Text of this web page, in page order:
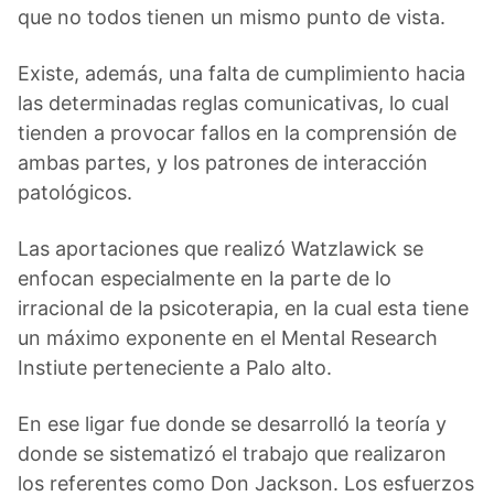
que no todos tienen un mismo punto de vista.
Existe, además, una falta de cumplimiento hacia
las determinadas reglas comunicativas, lo cual
tienden a provocar fallos en la comprensión de
ambas partes, y los patrones de interacción
patológicos.
Las aportaciones que realizó Watzlawick se
enfocan especialmente en la parte de lo
irracional de la psicoterapia, en la cual esta tiene
un máximo exponente en el Mental Research
Instiute perteneciente a Palo alto.
En ese ligar fue donde se desarrolló la teoría y
donde se sistematizó el trabajo que realizaron
los referentes como Don Jackson. Los esfuerzos